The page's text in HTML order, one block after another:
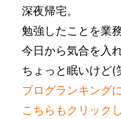
深夜帰宅。
勉強したことを業
今日から気合を入
ちょっと眠いけど(
ブログランキング
こちらもクリック